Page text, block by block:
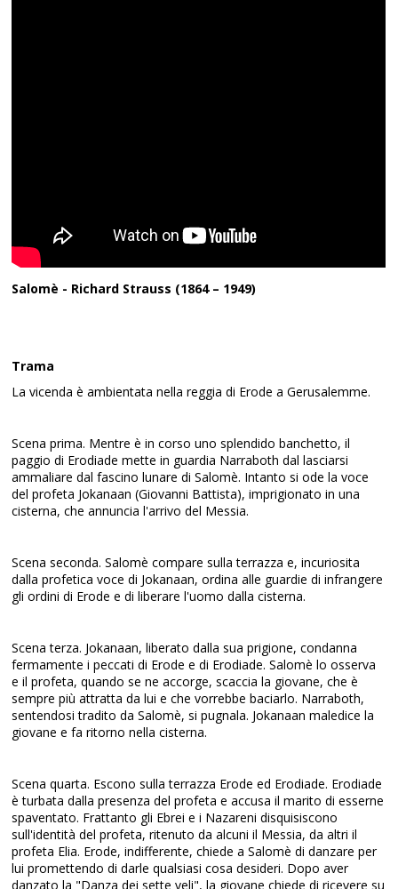
Salomè - Richard Strauss (1864 – 1949)
Trama
La vicenda è ambientata nella reggia di Erode a Gerusalemme.
Scena prima. Mentre è in corso uno splendido banchetto, il
paggio di Erodiade mette in guardia Narraboth dal lasciarsi
ammaliare dal fascino lunare di Salomè. Intanto si ode la voce
del profeta Jokanaan (Giovanni Battista), imprigionato in una
cisterna, che annuncia l'arrivo del Messia.
Scena seconda. Salomè compare sulla terrazza e, incuriosita
dalla profetica voce di Jokanaan, ordina alle guardie di infrangere
gli ordini di Erode e di liberare l'uomo dalla cisterna.
Scena terza. Jokanaan, liberato dalla sua prigione, condanna
fermamente i peccati di Erode e di Erodiade. Salomè lo osserva
e il profeta, quando se ne accorge, scaccia la giovane, che è
sempre più attratta da lui e che vorrebbe baciarlo. Narraboth,
sentendosi tradito da Salomè, si pugnala. Jokanaan maledice la
giovane e fa ritorno nella cisterna.
Scena quarta. Escono sulla terrazza Erode ed Erodiade. Erodiade
è turbata dalla presenza del profeta e accusa il marito di esserne
spaventato. Frattanto gli Ebrei e i Nazareni disquisiscono
sull'identità del profeta, ritenuto da alcuni il Messia, da altri il
profeta Elia. Erode, indifferente, chiede a Salomè di danzare per
lui promettendo di darle qualsiasi cosa desideri. Dopo aver
danzato la "Danza dei sette veli", la giovane chiede di ricevere su